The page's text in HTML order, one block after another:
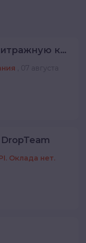
Team Lead of Sales в арбитражную команду
07 августа
Оклада нет.